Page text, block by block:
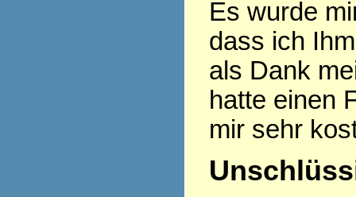
Es wurde
dass ich
als Dank
hatte einen
mir sehr